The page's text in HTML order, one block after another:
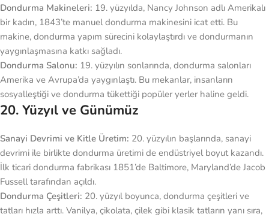
Dondurma Makineleri: 19. yüzyılda, Nancy Johnson adlı Amerikalı
bir kadın, 1843’te manuel dondurma makinesini icat etti. Bu
makine, dondurma yapım sürecini kolaylaştırdı ve dondurmanın
yaygınlaşmasına katkı sağladı.
Dondurma Salonu: 19. yüzyılın sonlarında, dondurma salonları
Amerika ve Avrupa’da yaygınlaştı. Bu mekanlar, insanların
sosyalleştiği ve dondurma tükettiği popüler yerler haline geldi.
20. Yüzyıl ve Günümüz
Sanayi Devrimi ve Kitle Üretim: 20. yüzyılın başlarında, sanayi
devrimi ile birlikte dondurma üretimi de endüstriyel boyut kazandı.
İlk ticari dondurma fabrikası 1851’de Baltimore, Maryland’de Jacob
Fussell tarafından açıldı.
Dondurma Çeşitleri: 20. yüzyıl boyunca, dondurma çeşitleri ve
tatları hızla arttı. Vanilya, çikolata, çilek gibi klasik tatların yanı sıra,